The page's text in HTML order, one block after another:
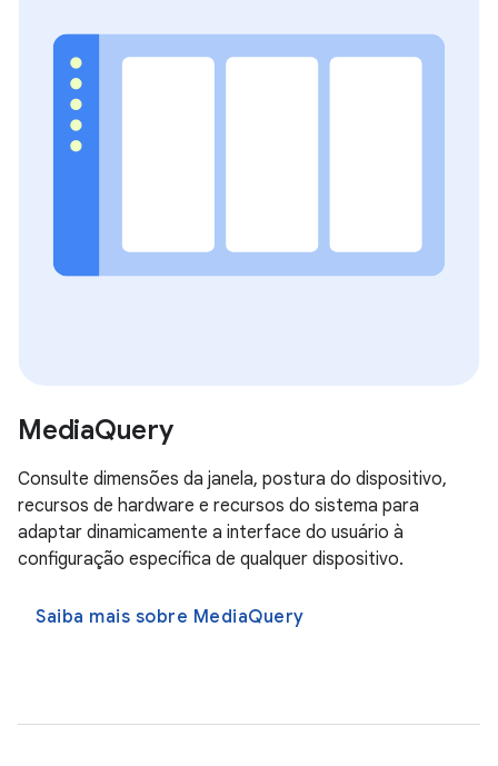
MediaQuery
Consulte dimensões da janela, postura do dispositivo,
recursos de hardware e recursos do sistema para
adaptar dinamicamente a interface do usuário à
configuração específica de qualquer dispositivo.
Saiba mais sobre MediaQuery